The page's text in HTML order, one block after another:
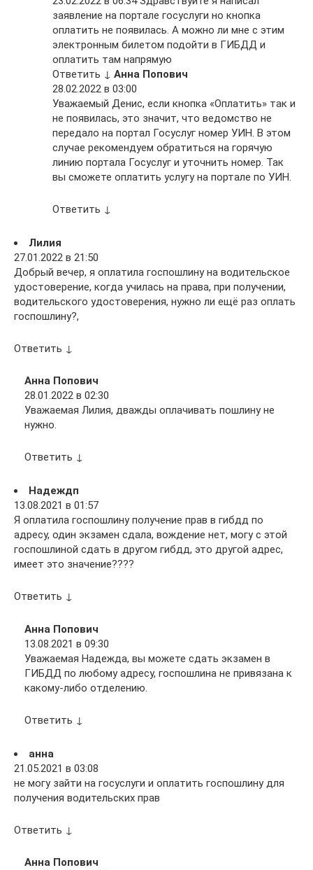
заявление на портале госуслуги но кнопка
оплатить не появилась. А можно ли мне с этим
электронным билетом подойти в ГИБДД и
оплатить там напрямую
Ответить ↓ Анна Попович
28.02.2022 в 03:00
Уважаемый Денис, если кнопка «Оплатить» так и
не появилась, это значит, что ведомство не
передало на портал Госуслуг номер УИН. В этом
случае рекомендуем обратиться на горячую
линию портала Госуслуг и уточнить номер. Так
вы сможете оплатить услугу на портале по УИН.
Ответить ↓
Лилия
27.01.2022 в 21:50
Добрый вечер, я оплатила госпошлину на водительское
удостоверение, когда училась на права, при получении,
водительского удостоверения, нужно ли ещё раз оплать
госпошлину?,
Ответить ↓
Анна Попович
28.01.2022 в 02:30
Уважаемая Лилия, дважды оплачивать пошлину не
нужно.
Ответить ↓
Надеждп
13.08.2021 в 01:57
Я оплатила госпошлину получение прав в гибдд по
адресу, один экзамен сдала, вождение нет, могу с этой
госпошлиной сдать в другом гибдд, это другой адрес,
имеет это значение????
Ответить ↓
Анна Попович
13.08.2021 в 09:30
Уважаемая Надежда, вы можете сдать экзамен в
ГИБДД по любому адресу, госпошлина не привязана к
какому-либо отделению.
Ответить ↓
анна
21.05.2021 в 03:08
не могу зайти на госуслуги и оплатить госпошлину для
получения водительских прав
Ответить ↓
Анна Попович